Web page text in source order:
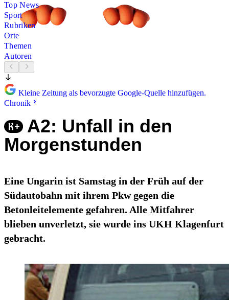
Top News
Sport
Rubriken
Orte
Themen
Autoren
Kleine Zeitung als bevorzugte Google-Quelle hinzufügen.
Chronik
A2: Unfall in den
Morgenstunden
Eine Ungarin ist Samstag in der Früh auf der
Südautobahn mit ihrem Pkw gegen die
Betonleitelemente gefahren. Alle Mitfahrer
blieben unverletzt, sie wurde ins UKH Klagenfurt
gebracht.